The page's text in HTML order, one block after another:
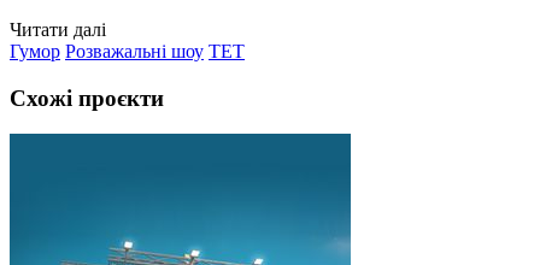
Читати далі
Гумор Розважальні шоу ТЕТ
Схожі проєкти